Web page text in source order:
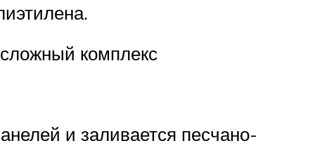
комплекс
и заливается песчано-